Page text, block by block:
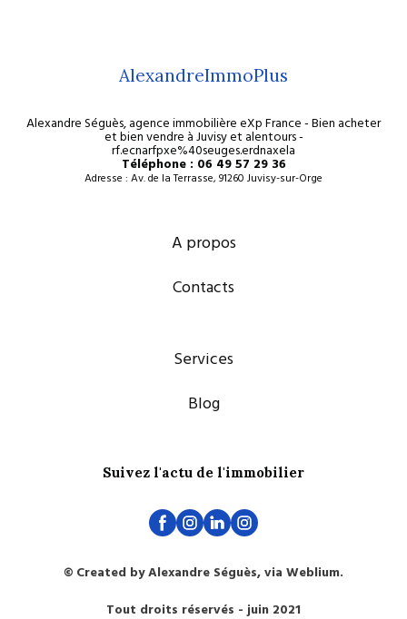
AlexandreImmoPlus
Alexandre Séguès, agence immobilière eXp France - Bien acheter
et bien vendre à Juvisy et alentours -
rf.ecnarfpxe%40seuges.erdnaxela
Téléphone : 06 49 57 29 36
Adresse : Av. de la Terrasse, 91260 Juvisy-sur-Orge
A propos
Contacts
Services
Blog
Suivez l'actu de l'immobilier
© Created by Alexandre Séguès, via Weblium.
Tout droits réservés - juin 2021